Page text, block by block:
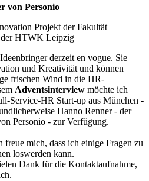
von Personio
Projekt der Fakultät
der HTWK Leipzig
derzeit en vogue. Sie
und Kreativität und können
frischen Wind in die HR-
Adventsinterview möchte ich
Service-HR Start-up aus München -
Hanno Renner - der
Personio - zur Verfügung.
freue mich, dass ich einige Fragen zu
loswerden kann.
Dank für die Kontaktaufnahme,